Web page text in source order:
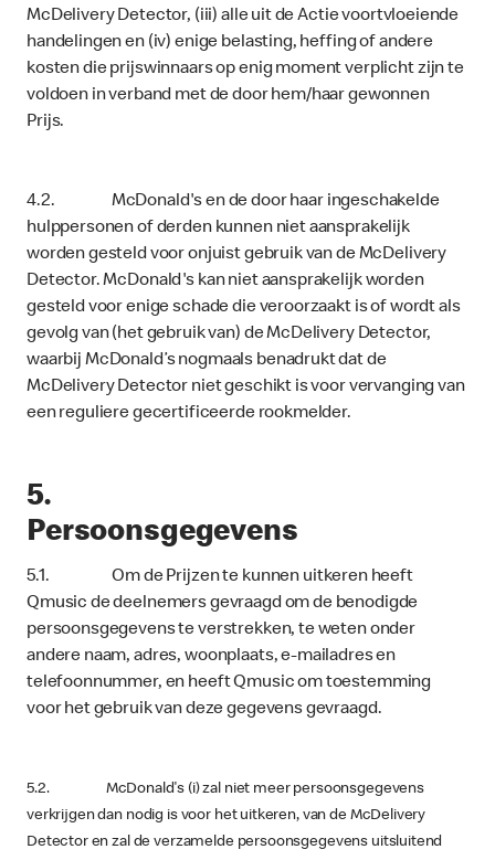
McDelivery Detector, (iii) alle uit de Actie voortvloeiende
handelingen en (iv) enige belasting, heffing of andere
kosten die prijswinnaars op enig moment verplicht zijn te
voldoen in verband met de door hem/haar gewonnen
Prijs.
4.2. McDonald's en de door haar ingeschakelde
hulppersonen of derden kunnen niet aansprakelijk
worden gesteld voor onjuist gebruik van de McDelivery
Detector. McDonald's kan niet aansprakelijk worden
gesteld voor enige schade die veroorzaakt is of wordt als
gevolg van (het gebruik van) de McDelivery Detector,
waarbij McDonald’s nogmaals benadrukt dat de
McDelivery Detector niet geschikt is voor vervanging van
een reguliere gecertificeerde rookmelder.
5.
Persoonsgegevens
5.1. Om de Prijzen te kunnen uitkeren heeft
Qmusic de deelnemers gevraagd om de benodigde
persoonsgegevens te verstrekken, te weten onder
andere naam, adres, woonplaats, e-mailadres en
telefoonnummer, en heeft Qmusic om toestemming
voor het gebruik van deze gegevens gevraagd.
5.2. McDonald's (i) zal niet meer persoonsgegevens
verkrijgen dan nodig is voor het uitkeren, van de McDelivery
Detector en zal de verzamelde persoonsgegevens uitsluitend